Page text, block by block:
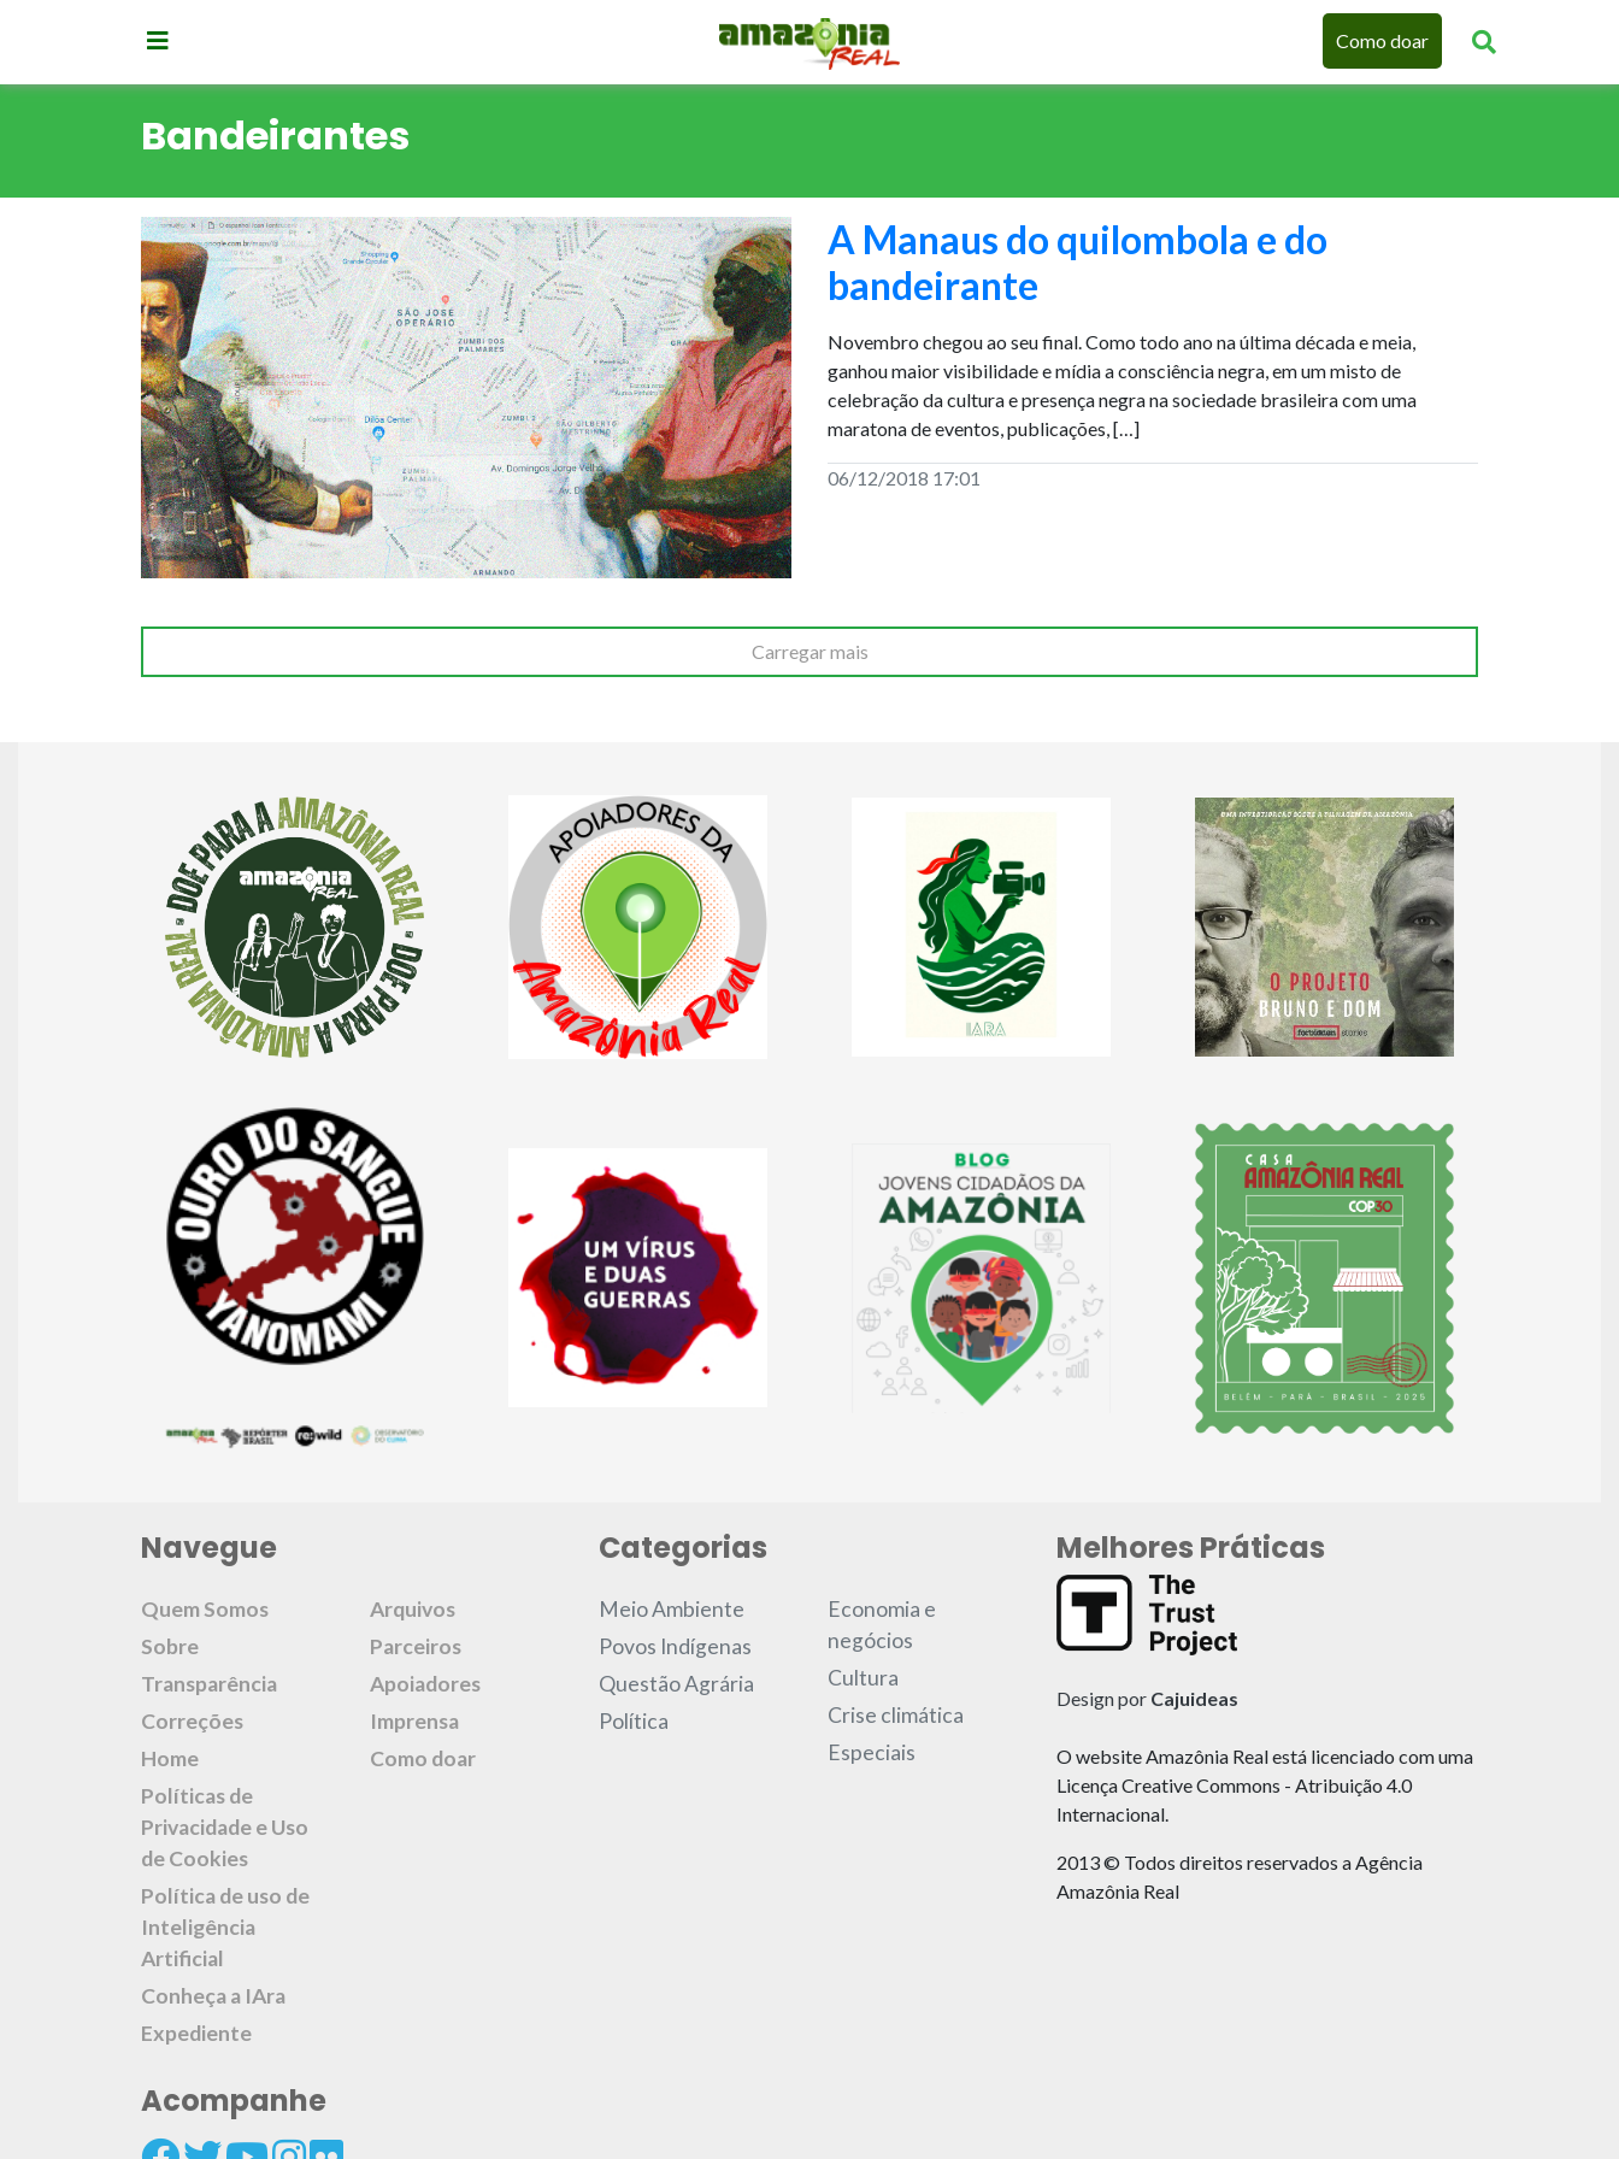
Como doar
Bandeirantes
A Manaus do quilombola e do
bandeirante
Novembro chegou ao seu final. Como todo ano na última década e meia,
ganhou maior visibilidade e mídia a consciência negra, em um misto de
celebração da cultura e presença negra na sociedade brasileira com uma
maratona de eventos, publicações, […]
06/12/2018 17:01
Carregar mais
Navegue
Quem Somos
Sobre
Transparência
Correções
Home
Políticas de
Privacidade e Uso
de Cookies
Política de uso de
Inteligência
Artificial
Conheça a IAra
Expediente
Arquivos
Parceiros
Apoiadores
Imprensa
Como doar
Acompanhe
Categorias
Meio Ambiente
Povos Indígenas
Questão Agrária
Política
Economia e
negócios
Cultura
Crise climática
Especiais
Melhores Práticas
Design por Cajuideas
O website Amazônia Real está licenciado com uma
Licença Creative Commons - Atribuição 4.0
Internacional.
2013 © Todos direitos reservados a Agência
Amazônia Real